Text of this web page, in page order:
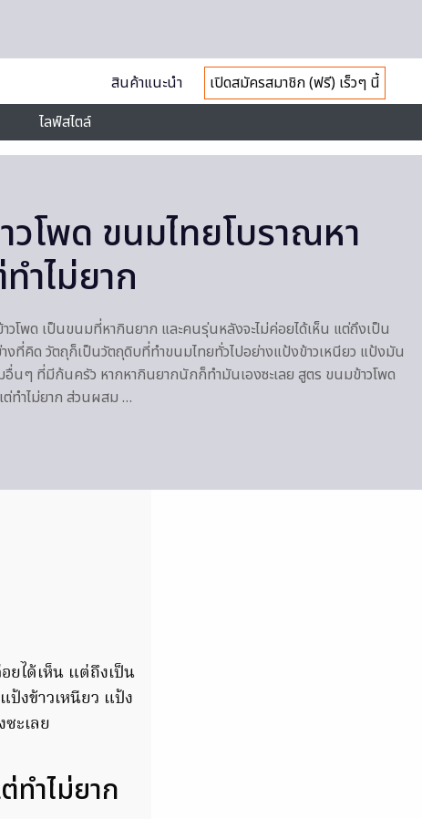
สินค้าแนะนำ
เปิดสมัครสมาชิก (ฟรี) เร็วๆ นี้
ไลฟ์สไตล์
โพด ขนมไทยโบราณหา
ำไม่ยาก
โพด เป็นขนมที่หากินยาก และคนรุ่นหลังจะไม่ค่อยได้เห็น แต่ถึงเป็น
งที่คิด วัตถุก็เป็นวัตถุดิบที่ทำขนมไทยทั่วไปอย่างแป้งข้าวเหนียว แป้งมัน
อื่นๆ ที่มีก้นครัว หากหากินยากนักก็ทำมันเองซะเลย สูตร ขนมข้าวโพด
ทำไม่ยาก ส่วนผสม …
ยได้เห็น แต่ถึงเป็น
งข้าวเหนียว แป้ง
ะเลย
ทำไม่ยาก